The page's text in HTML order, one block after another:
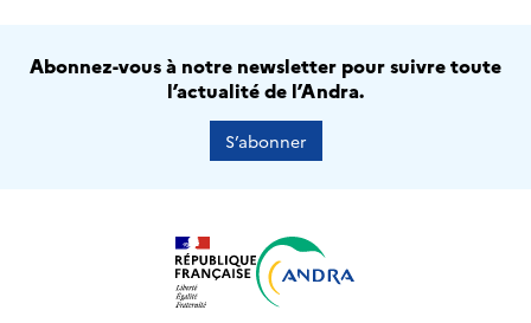
Abonnez-vous à notre newsletter pour suivre toute
l’actualité de l’Andra.
S’abonner